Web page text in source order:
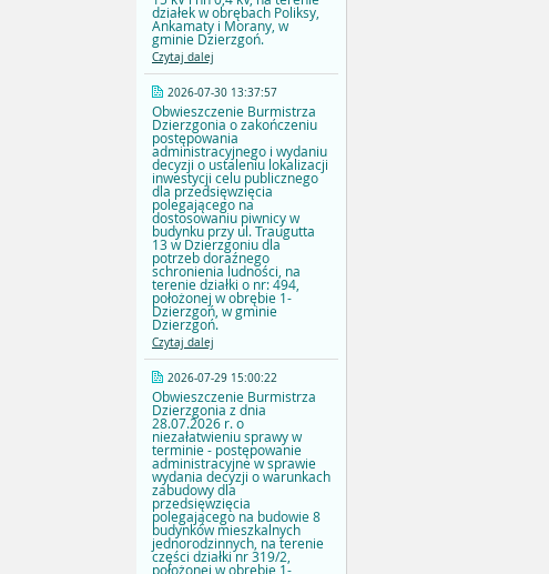
działek w obrębach Poliksy,
Ankamaty i Morany, w
gminie Dzierzgoń.
Czytaj dalej
2026-07-30 13:37:57
Obwieszczenie Burmistrza
Dzierzgonia o zakończeniu
postępowania
administracyjnego i wydaniu
decyzji o ustaleniu lokalizacji
inwestycji celu publicznego
dla przedsięwzięcia
polegającego na
dostosowaniu piwnicy w
budynku przy ul. Traugutta
13 w Dzierzgoniu dla
potrzeb doraźnego
schronienia ludności, na
terenie działki o nr: 494,
położonej w obrębie 1-
Dzierzgoń, w gminie
Dzierzgoń.
Czytaj dalej
2026-07-29 15:00:22
Obwieszczenie Burmistrza
Dzierzgonia z dnia
28.07.2026 r. o
niezałatwieniu sprawy w
terminie - postępowanie
administracyjne w sprawie
wydania decyzji o warunkach
zabudowy dla
przedsięwzięcia
polegającego na budowie 8
budynków mieszkalnych
jednorodzinnych, na terenie
części działki nr 319/2,
położonej w obrębie 1-